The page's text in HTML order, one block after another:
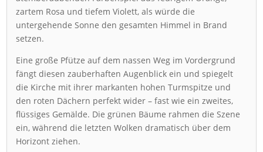
zartem Rosa und tiefem Violett, als würde die
untergehende Sonne den gesamten Himmel in Brand
setzen.
Eine große Pfütze auf dem nassen Weg im Vordergrund
fängt diesen zauberhaften Augenblick ein und spiegelt
die Kirche mit ihrer markanten hohen Turmspitze und
den roten Dächern perfekt wider – fast wie ein zweites,
flüssiges Gemälde. Die grünen Bäume rahmen die Szene
ein, während die letzten Wolken dramatisch über dem
Horizont ziehen.